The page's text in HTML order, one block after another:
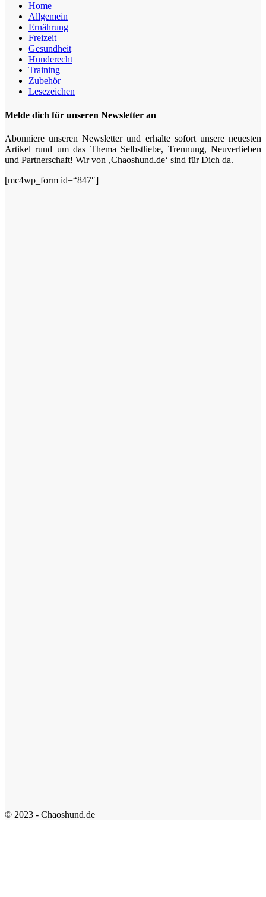
Home
Allgemein
Ernährung
Freizeit
Gesundheit
Hunderecht
Training
Zubehör
Lesezeichen
Melde dich für unseren Newsletter an
Abonniere unseren Newsletter und erhalte sofort unsere neuesten
Artikel rund um das Thema Selbstliebe, Trennung, Neuverlieben
und Partnerschaft! Wir von ‚Chaoshund.de‘ sind für Dich da.
[mc4wp_form id=“847″]
© 2023 - Chaoshund.de